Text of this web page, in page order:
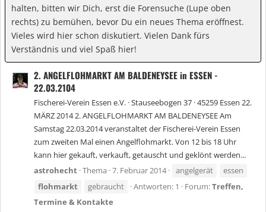
halten, bitten wir Dich, erst die Forensuche (Lupe oben
rechts) zu bemühen, bevor Du ein neues Thema eröffnest.
Vieles wird hier schon diskutiert. Vielen Dank fürs
Verständnis und viel Spaß hier!
2. ANGELFLOHMARKT AM BALDENEYSEE in ESSEN -
22.03.2104
Fischerei-Verein Essen e.V. · Stauseebogen 37 · 45259 Essen 22.
MÄRZ 2014 2. ANGELFLOHMARKT AM BALDENEYSEE Am
Samstag 22.03.2014 veranstaltet der Fischerei-Verein Essen
zum zweiten Mal einen Angelflohmarkt. Von 12 bis 18 Uhr
kann hier gekauft, verkauft, getauscht und geklönt werden...
astrohecht Thema 7. Februar 2014 angelgerät
essen
flohmarkt
gebraucht Antworten: 1 Forum:Treffen,
Termine & Kontakte